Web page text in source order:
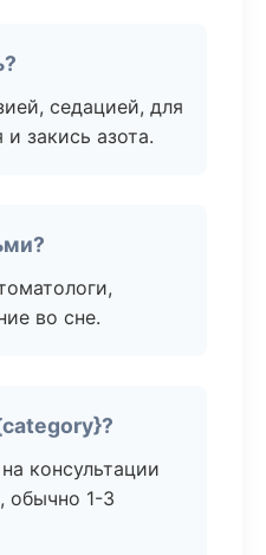
седацией, для
закись азота.
во сне.
консультации
обычно 1-3